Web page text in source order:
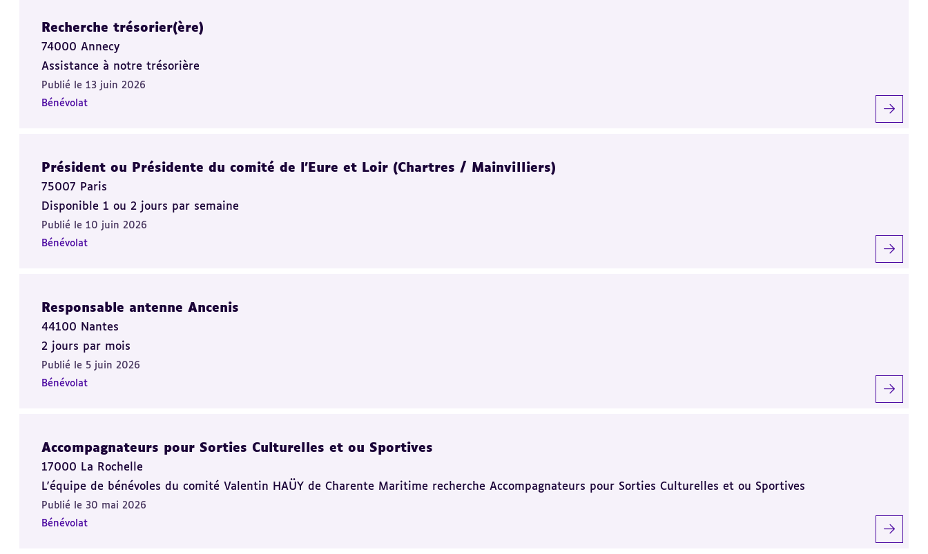
Recherche trésorier(ère)
74000 Annecy
Assistance à notre trésorière
Publié le 13 juin 2026
Bénévolat
Président ou Présidente du comité de l’Eure et Loir (Chartres / Mainvilliers)
75007 Paris
Disponible 1 ou 2 jours par semaine
Publié le 10 juin 2026
Bénévolat
Responsable antenne Ancenis
44100 Nantes
2 jours par mois
Publié le 5 juin 2026
Bénévolat
Accompagnateurs pour Sorties Culturelles et ou Sportives
17000 La Rochelle
L'équipe de bénévoles du comité Valentin HAÜY de Charente Maritime recherche Accompagnateurs pour Sorties Culturelles et ou Sportives
Publié le 30 mai 2026
Bénévolat